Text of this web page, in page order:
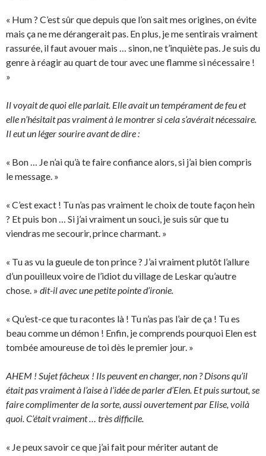
« Hum ? C’est sûr que depuis que l’on sait mes origines, on évite
mais ça ne me dérangerait pas. En plus, je me sentirais vraiment
rassurée, il faut avouer mais … sinon, ne t’inquiète pas. Je suis du
genre à réagir au quart de tour avec une flamme si nécessaire !
»
Il voyait de quoi elle parlait. Elle avait un tempérament de feu et
elle n’hésitait pas vraiment à le montrer si cela s’avérait nécessaire.
Il eut un léger sourire avant de dire :
« Bon … Je n’ai qu’à te faire confiance alors, si j’ai bien compris
le message. »
« C’est exact ! Tu n’as pas vraiment le choix de toute façon hein
? Et puis bon … Si j’ai vraiment un souci, je suis sûr que tu
viendras me secourir, prince charmant. »
« Tu as vu la gueule de ton prince ? J’ai vraiment plutôt l’allure
d’un pouilleux voire de l’idiot du village de Leskar qu’autre
chose. » dit-il avec une petite pointe d’ironie.
« Qu’est-ce que tu racontes là ! Tu n’as pas l’air de ça ! Tu es
beau comme un démon ! Enfin, je comprends pourquoi Elen est
tombée amoureuse de toi dès le premier jour. »
AHEM ! Sujet fâcheux ! Ils peuvent en changer, non ? Disons qu’il
était pas vraiment à l’aise à l’idée de parler d’Elen. Et puis surtout, se
faire complimenter de la sorte, aussi ouvertement par Elise, voilà
quoi. C’était vraiment … très difficile.
« Je peux savoir ce que j’ai fait pour mériter autant de